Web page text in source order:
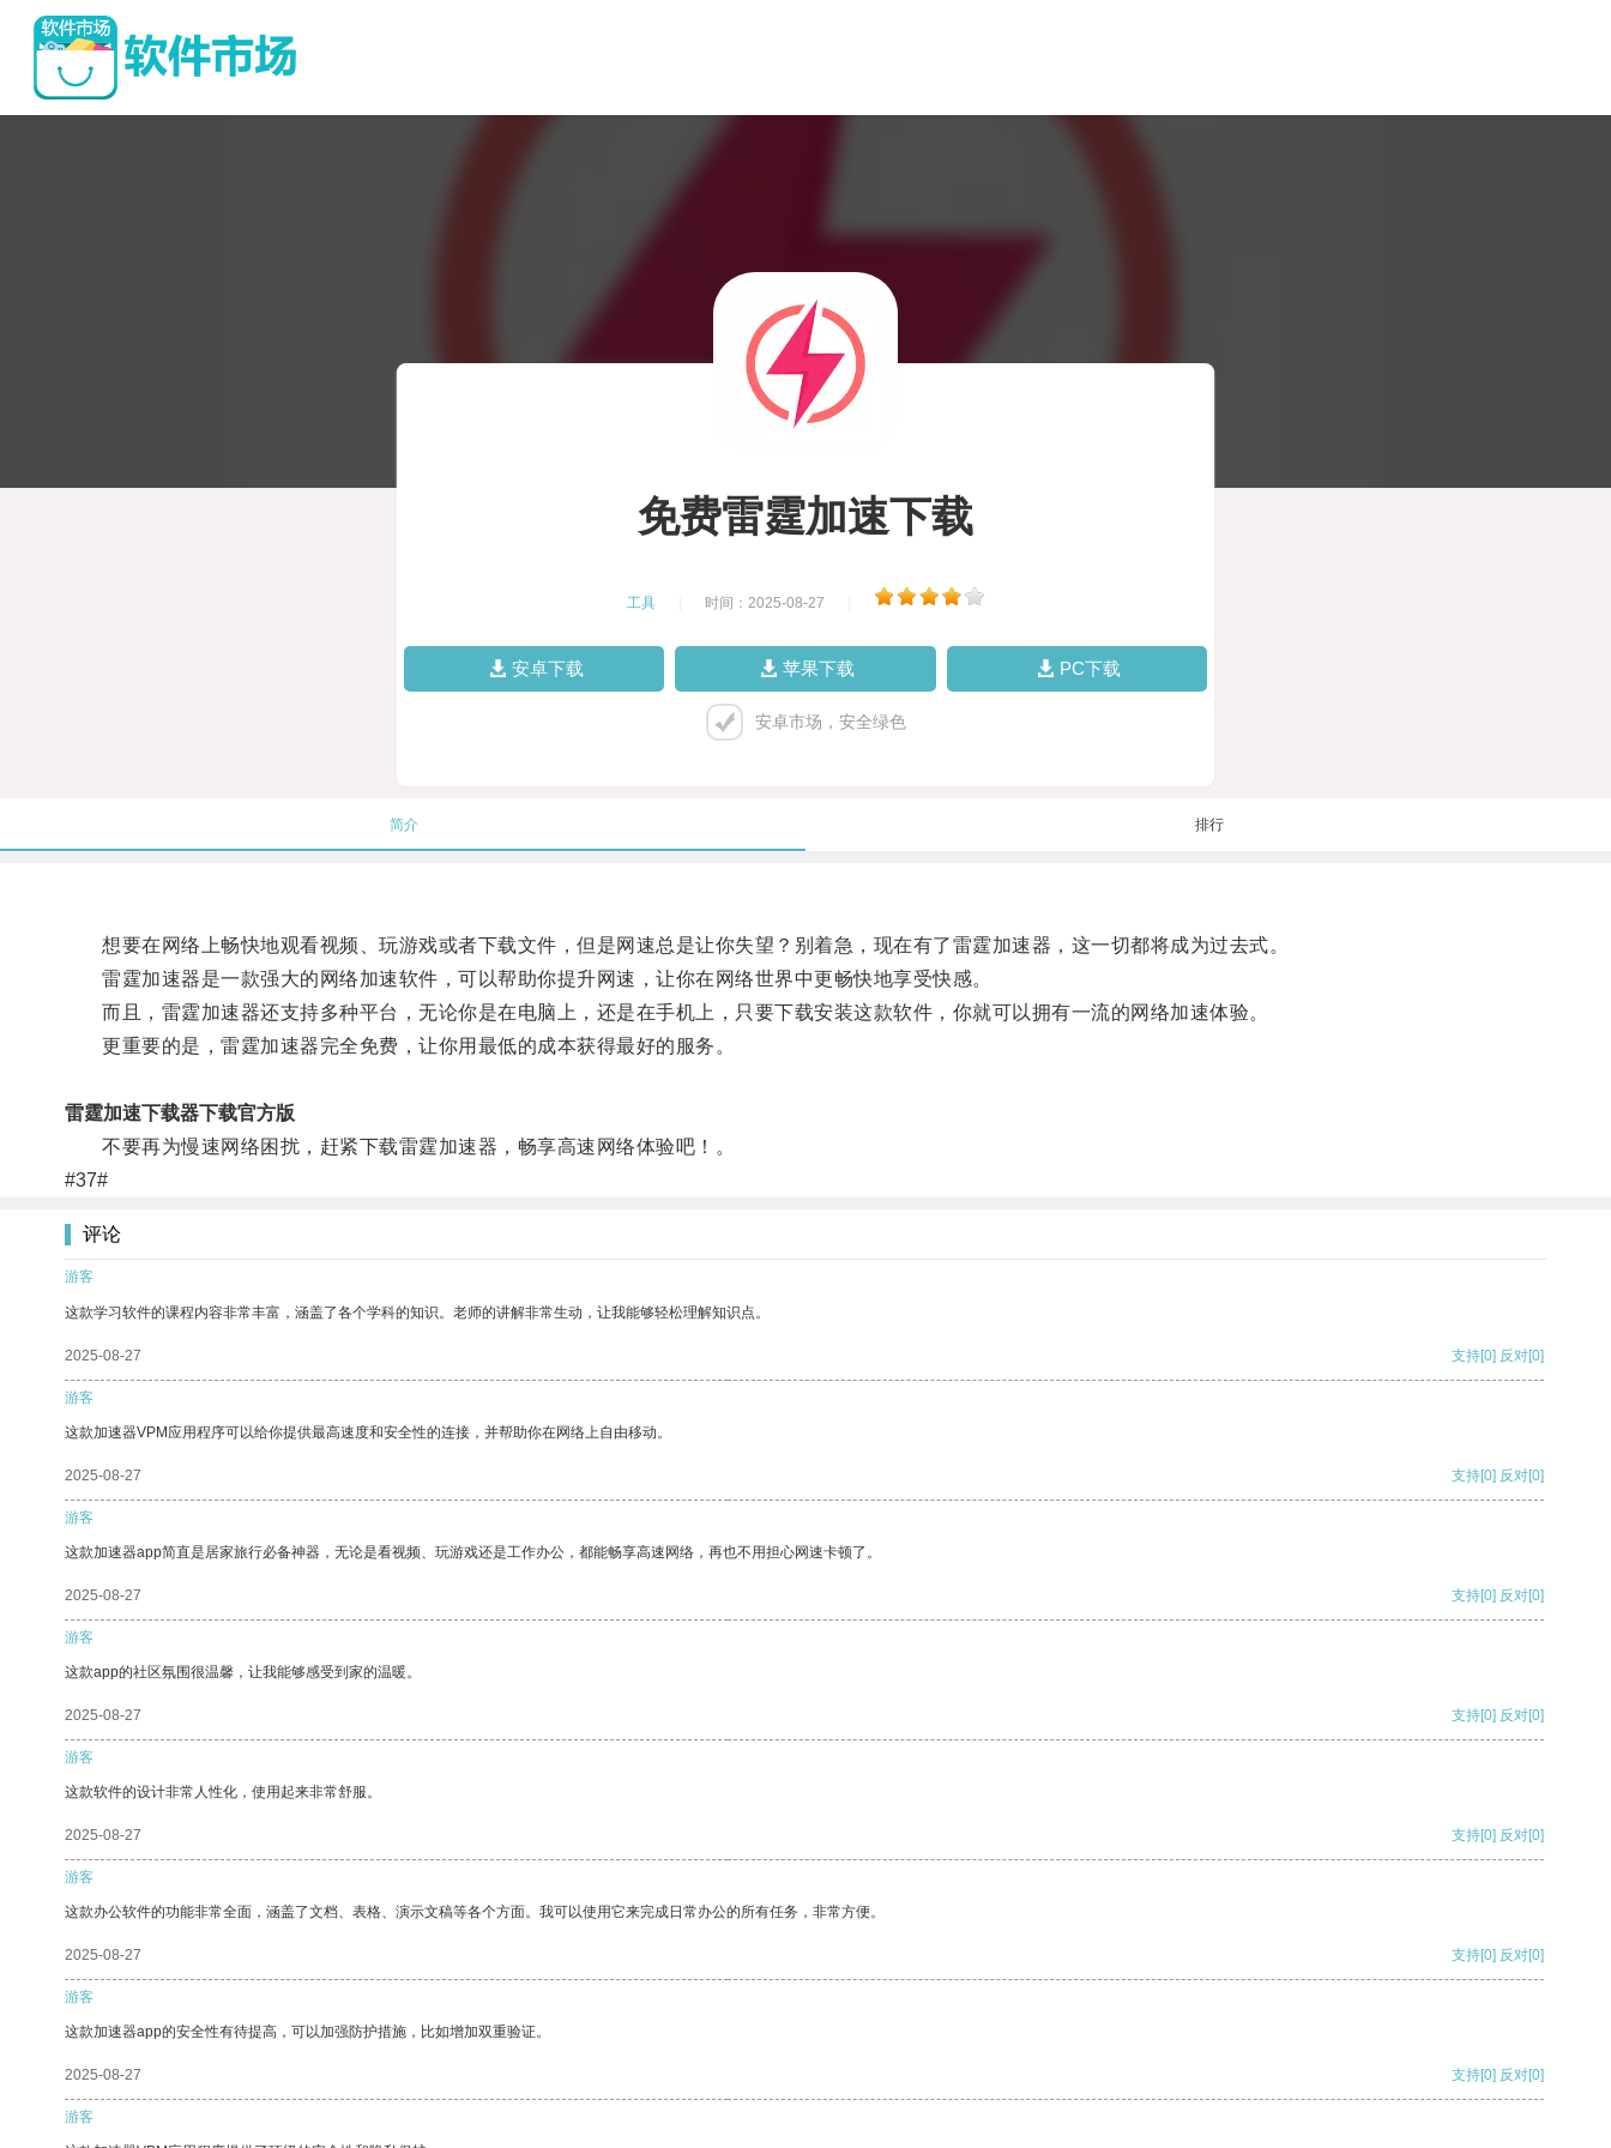
免费雷霆加速下载
工具 时间：2025-08-27
安卓下载 苹果下载 PC下载
安卓市场，安全绿色
简介 排行
想要在网络上畅快地观看视频、玩游戏或者下载文件，但是网速总是让你失望？别着急，现在有了雷霆加速器，这一切都将成为过去式。
雷霆加速器是一款强大的网络加速软件，可以帮助你提升网速，让你在网络世界中更畅快地享受快感。
而且，雷霆加速器还支持多种平台，无论你是在电脑上，还是在手机上，只要下载安装这款软件，你就可以拥有一流的网络加速体验。
更重要的是，雷霆加速器完全免费，让你用最低的成本获得最好的服务。
雷霆加速下载器下载官方版
不要再为慢速网络困扰，赶紧下载雷霆加速器，畅享高速网络体验吧！。
#37#
评论
游客
这款学习软件的课程内容非常丰富，涵盖了各个学科的知识。老师的讲解非常生动，让我能够轻松理解知识点。
2025-08-27 支持[0] 反对[0]
游客
这款加速器VPM应用程序可以给你提供最高速度和安全性的连接，并帮助你在网络上自由移动。
2025-08-27 支持[0] 反对[0]
游客
这款加速器app简直是居家旅行必备神器，无论是看视频、玩游戏还是工作办公，都能畅享高速网络，再也不用担心网速卡顿了。
2025-08-27 支持[0] 反对[0]
游客
这款app的社区氛围很温馨，让我能够感受到家的温暖。
2025-08-27 支持[0] 反对[0]
游客
这款软件的设计非常人性化，使用起来非常舒服。
2025-08-27 支持[0] 反对[0]
游客
这款办公软件的功能非常全面，涵盖了文档、表格、演示文稿等各个方面。我可以使用它来完成日常办公的所有任务，非常方便。
2025-08-27 支持[0] 反对[0]
游客
这款加速器app的安全性有待提高，可以加强防护措施，比如增加双重验证。
2025-08-27 支持[0] 反对[0]
游客